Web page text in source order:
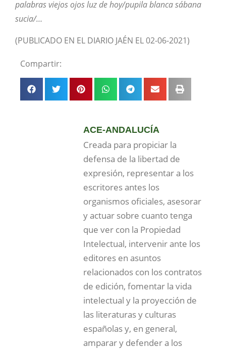
palabras viejos ojos luz de hoy/pupila blanca sábana
sucia/…
(PUBLICADO EN EL DIARIO JAÉN EL 02-06-2021)
Compartir:
ACE-ANDALUCÍA
Creada para propiciar la
defensa de la libertad de
expresión, representar a los
escritores antes los
organismos oficiales, asesorar
y actuar sobre cuanto tenga
que ver con la Propiedad
Intelectual, intervenir ante los
editores en asuntos
relacionados con los contratos
de edición, fomentar la vida
intelectual y la proyección de
las literaturas y culturas
españolas y, en general,
amparar y defender a los